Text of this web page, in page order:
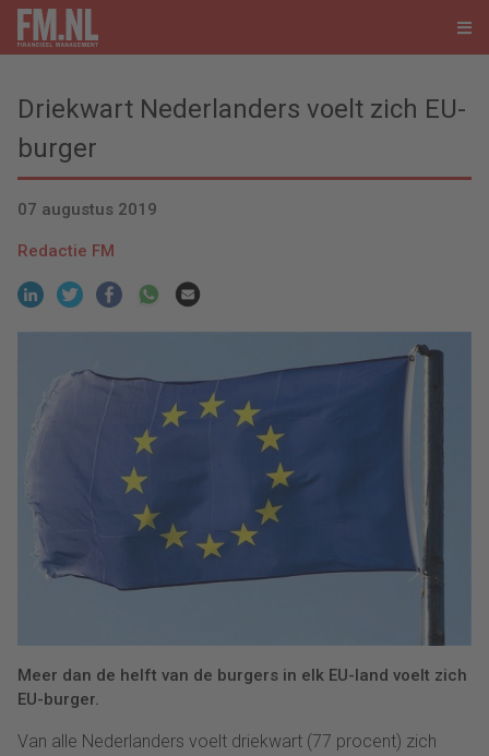
Driekwart Nederlanders voelt zich EU-
burger
07 augustus 2019
Redactie FM
Meer dan de helft van de burgers in elk EU-land voelt zich
EU-burger.
Van alle Nederlanders voelt driekwart (77 procent) zich